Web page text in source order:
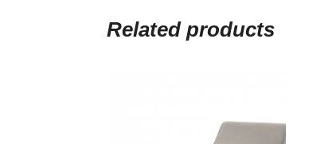
Related products